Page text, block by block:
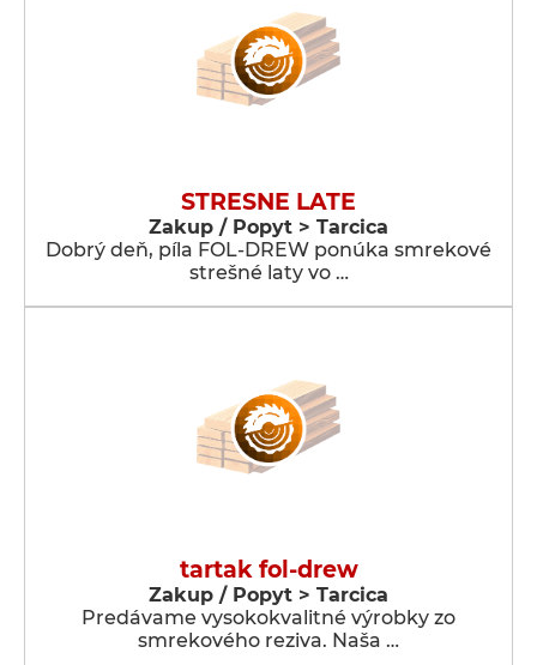
STRESNE LATE
Zakup / Popyt > Tarcica
Dobrý deň, píla FOL-DREW ponúka smrekové
strešné laty vo …
tartak fol-drew
Zakup / Popyt > Tarcica
Predávame vysokokvalitné výrobky zo
smrekového reziva. Naša …